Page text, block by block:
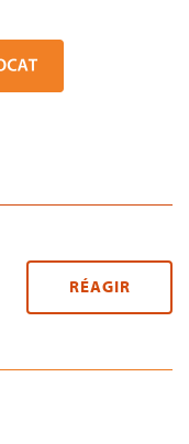
RÉAGIR